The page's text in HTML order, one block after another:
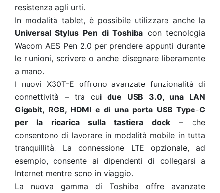
resistenza agli urti.
In modalità tablet, è possibile utilizzare anche la
Universal Stylus Pen di Toshiba con tecnologia
Wacom AES Pen 2.0 per prendere appunti durante
le riunioni, scrivere o anche disegnare liberamente
a mano.
I nuovi X30T-E offrono avanzate funzionalità di
connettività – tra cui due USB 3.0, una LAN
Gigabit, RGB, HDMI e di una porta USB Type-C
per la ricarica sulla tastiera dock – che
consentono di lavorare in modalità mobile in tutta
tranquillità. La connessione LTE opzionale, ad
esempio, consente ai dipendenti di collegarsi a
Internet mentre sono in viaggio.
La nuova gamma di Toshiba offre avanzate